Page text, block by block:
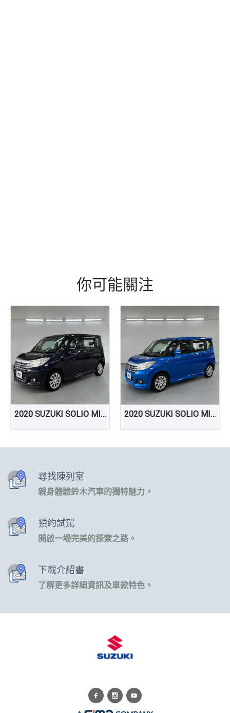
你可能關注
2020 SUZUKI SOLIO MILD HYBRID 2020 SUZUKI SOLIO MILD HYBRID
尋找陳列室
親身體驗鈴木汽車的獨特魅力。
預約試駕
開啟一場完美的探索之路。
下載介紹書
了解更多詳細資訊及車款特色。